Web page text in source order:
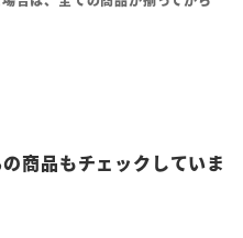
商品もチェックしていま